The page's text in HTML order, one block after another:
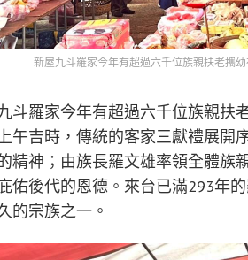
新屋九斗羅家今年有超過六千位族親扶老攜
斗羅家今年有超過六千位族親扶
午吉時，傳統的客家三獻禮展開
精神；由族長羅文雄率領全體族
佑後代的恩德。來台已滿293年
的宗族之一。